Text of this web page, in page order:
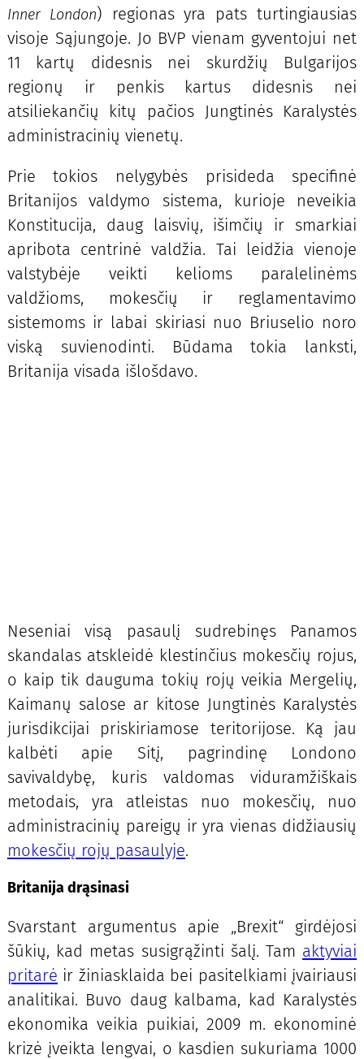
Inner London) regionas yra pats turtingiausias
visoje Sąjungoje. Jo BVP vienam gyventojui net
11 kartų didesnis nei skurdžių Bulgarijos
regionų ir penkis kartus didesnis nei
atsiliekančių kitų pačios Jungtinės Karalystės
administracinių vienetų.
Prie tokios nelygybės prisideda specifinė
Britanijos valdymo sistema, kurioje neveikia
Konstitucija, daug laisvių, išimčių ir smarkiai
apribota centrinė valdžia. Tai leidžia vienoje
valstybėje veikti kelioms paralelinėms
valdžioms, mokesčių ir reglamentavimo
sistemoms ir labai skiriasi nuo Briuselio noro
viską suvienodinti. Būdama tokia lanksti,
Britanija visada išlošdavo.
Neseniai visą pasaulį sudrebinęs Panamos
skandalas atskleidė klestinčius mokesčių rojus,
o kaip tik dauguma tokių rojų veikia Mergelių,
Kaimanų salose ar kitose Jungtinės Karalystės
jurisdikcijai priskiriamose teritorijose. Ką jau
kalbėti apie Sitį, pagrindinę Londono
savivaldybę, kuris valdomas viduramžiškais
metodais, yra atleistas nuo mokesčių, nuo
administracinių pareigų ir yra vienas didžiausių
mokesčių rojų pasaulyje.
Britanija drąsinasi
Svarstant argumentus apie „Brexit“ girdėjosi
šūkių, kad metas susigrąžinti šalį. Tam aktyviai
pritarė ir žiniasklaida bei pasitelkiami įvairiausi
analitikai. Buvo daug kalbama, kad Karalystės
ekonomika veikia puikiai, 2009 m. ekonominė
krizė įveikta lengvai, o kasdien sukuriama 1000